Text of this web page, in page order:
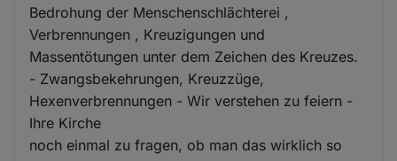
Bedrohung der Menschenschlächterei ,
Verbrennungen , Kreuzigungen und
Massentötungen unter dem Zeichen des Kreuzes.
- Zwangsbekehrungen, Kreuzzüge,
Hexenverbrennungen - Wir verstehen zu feiern -
Ihre Kirche
noch einmal zu fragen, ob man das wirklich so